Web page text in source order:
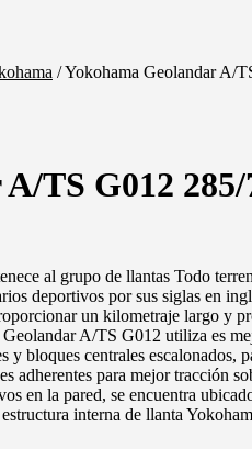
/Yokohama Geolandar A/
TS G012 285/
al grupo de llantas Todo
deportivos por sus siglas en
un kilometraje largo y
A/TS G012 utiliza es
bloques centrales
adherentes para mejor tracción
en la pared, se encuentra
interna de llanta